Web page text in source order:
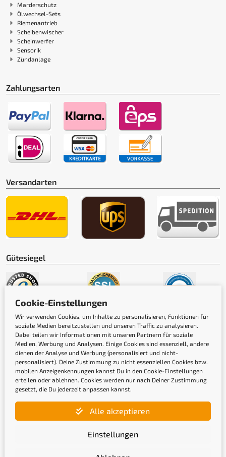
Marderschutz
Ölwechsel-Sets
Riemenantrieb
Scheibenwischer
Scheinwerfer
Sensorik
Zündanlage
Zahlungsarten
Versandarten
Gütesiegel
Newsletter
Gib hier Deine E-Mail-Adresse ein, um Dich
Cookie-Einstellungen
Wir verwenden Cookies, um Inhalte zu personalisieren, Funktionen für
soziale Medien bereitzustellen und unseren Traffic zu analysieren.
Dabei teilen wir Informationen mit unseren Partnern für soziale
Medien, Werbung und Analysen. Einige Cookies sind essenziell, andere
dienen der Analyse und Werbung (personalisiert und nicht-
personalisiert). Deine Zustimmung zu nicht essenziellen Cookies bzw.
mobilen Anzeigenkennungen kannst Du in den Cookie-Einstellungen
erteilen oder ablehnen. Cookies werden nur nach Deiner Zustimmung
gesetzt, die Du jederzeit anpassen kannst.
Alle akzeptieren
Einstellungen